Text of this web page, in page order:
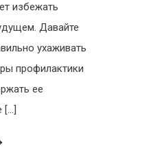
избежать
Давайте
ухаживать
профилактики
ее